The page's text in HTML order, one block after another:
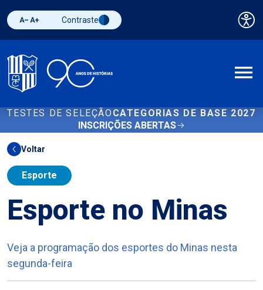
Diminuir fonte
Aumentar fonteAlternar contraste
Contraste
TESTES DE SELEÇÃO CATEGORIAS DE BASE 2027
INSCRIÇÕES ABERTAS
Voltar
Esporte
Esporte no Minas
Veja a programação dos esportes do Minas nesta
segunda-feira